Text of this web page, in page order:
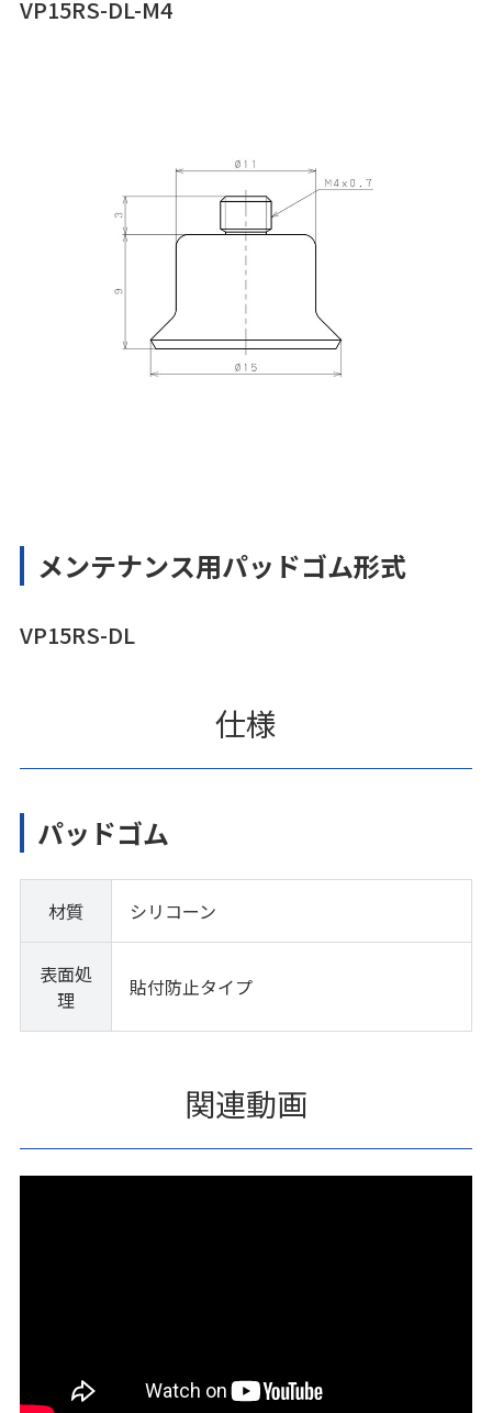
VP15RS-DL-M4
メンテナンス用パッドゴム形式
VP15RS-DL
仕様
パッドゴム
材質 シリコーン
表面処
理
貼付防止タイプ
関連動画